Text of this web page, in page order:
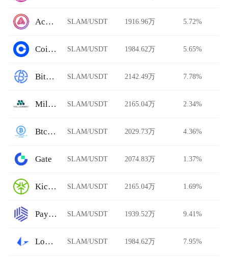
Acala Swap SLAM/USDT 1916.96万 5.72%
Coinbase Pro SLAM/USDT 1984.62万 5.65%
BitAsiaEx SLAM/USDT 2142.49万 7.78%
Millionero SLAM/USDT 2165.04万 2.34%
BtcTrade SLAM/USDT 2029.73万 4.36%
Gate SLAM/USDT 2074.83万 1.37%
KickEX SLAM/USDT 2165.04万 1.69%
Paymium SLAM/USDT 1939.52万 9.41%
Loopring AMM SLAM/USDT 1984.62万 7.95%